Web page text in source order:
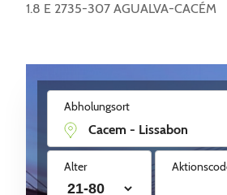
1.8 E 2735-307 AGUALVA-CACÉM
Mieten Sie ein Auto in
Abholungsort
Alter